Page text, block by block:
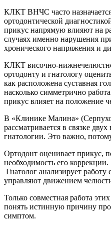
КЛКТ ВНЧС часто
ортодонтической
прикус напрямую влияют на
случаях именно нарушения
хронического напряжения и
КЛКТ височно-
ортодонту и гнатологу
как расположена суставная
насколько симметрично
прикус влияет на положение
В «Клинике Малина»
рассматривается в связке
гнатологии. Это важно,
Ортодонт оценивает прикус,
необходимость его коррекции.
Гнатолог анализирует
управляют движением
Только совместная работа
понять истинную причину
симптом.